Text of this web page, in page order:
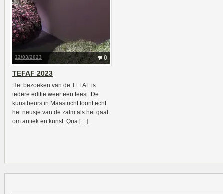
0
12/03/2023
TEFAF 2023
Het bezoeken van de TEFAF is
iedere editie weer een feest. De
kunstbeurs in Maastricht toont echt
het neusje van de zalm als het gaat
om antiek en kunst. Qua […]